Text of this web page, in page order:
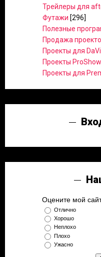
Трейлеры для
Футажи [296]
Полезные
Продажа
Проекты для
Проекты
Проекты для
Оцените мой
Отлично
Хорошо
Неплохо
Плохо
Ужасно